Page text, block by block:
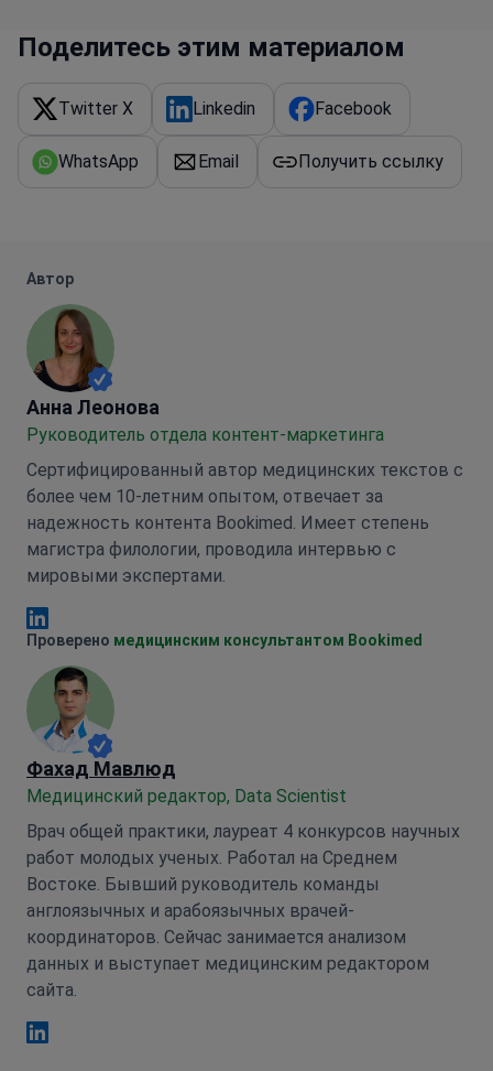
Поделитесь этим материалом
Twitter X Linkedin Facebook
WhatsApp Email Получить ссылку
Автор
Анна Леонова
Анна Леонова
Руководитель отдела контент-маркетинга
Сертифицированный автор медицинских текстов с
более чем 10-летним опытом, отвечает за
надежность контента Bookimed. Имеет степень
магистра филологии, проводила интервью с
мировыми экспертами.
Анна Леонова Linkedin
Проверено медицинским консультантом Bookimed
Фахад Мавлюд
Медицинский редактор, Data Scientist
Врач общей практики, лауреат 4 конкурсов научных
работ молодых ученых. Работал на Среднем
Востоке. Бывший руководитель команды
англоязычных и арабоязычных врачей-
координаторов. Сейчас занимается анализом
данных и выступает медицинским редактором
сайта.